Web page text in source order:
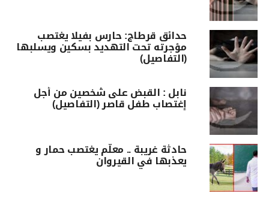
حدائق قرطاج: حارس بفيلا يغتصب
مؤجرته تحت التهديد بسكين ويسلبها
(التفاصيل)
نابل : القبض على شخصين من أجل
إغتصاب طفل قاصر (التفاصيل)
حادثة غريبة .. معلّم يغتصب حمار و
يعذبها في القيروان